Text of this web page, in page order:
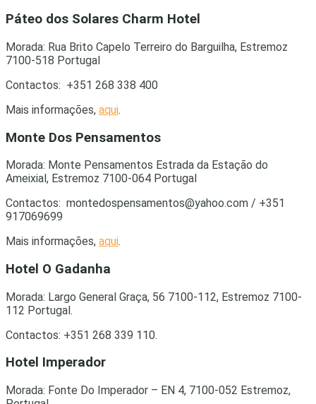
Páteo dos Solares Charm Hotel
Morada: Rua Brito Capelo Terreiro do Barguilha, Estremoz
7100-518 Portugal
Contactos: +351 268 338 400
Mais informações, aqui.
Monte Dos Pensamentos
Morada: Monte Pensamentos Estrada da Estação do
Ameixial, Estremoz 7100-064 Portugal
Contactos: montedospensamentos@yahoo.com / +351
917069699
Mais informações, aqui.
Hotel O Gadanha
Morada: Largo General Graça, 56 7100-112, Estremoz 7100-
112 Portugal.
Contactos: +351 268 339 110.
Hotel Imperador
Morada: Fonte Do Imperador – EN 4, 7100-052 Estremoz,